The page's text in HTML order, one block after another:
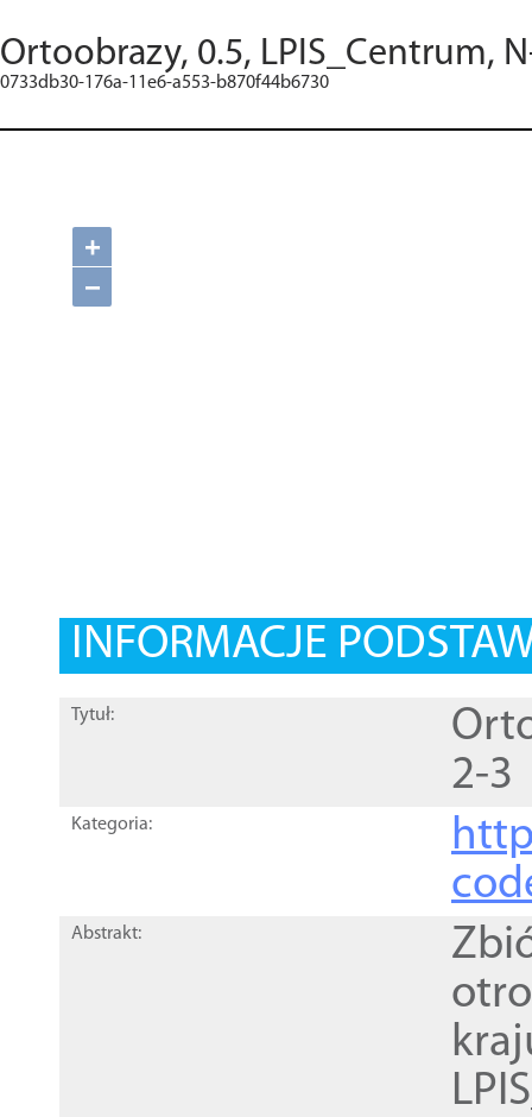
Ortoobrazy, 0.5, LPIS_Centrum,
0733db30-176a-11e6-a553-b870f44b6730
+
−
INFORMACJE
Tytuł:
2-3
Kategoria:
Abstrakt: